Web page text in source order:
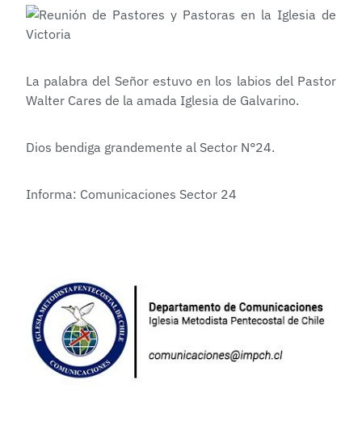
La palabra del Señor estuvo en los labios del Pastor
Walter Cares de la amada Iglesia de Galvarino.
Dios bendiga grandemente al Sector N°24.
Informa: Comunicaciones Sector 24